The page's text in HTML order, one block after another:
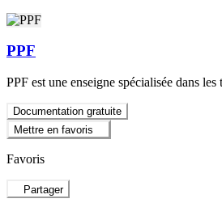
PPF
PPF est une enseigne spécialisée dans
Documentation gratuite
Mettre en favoris
Favoris
Partager